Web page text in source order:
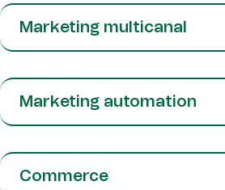
Marketing multicanal
Marketing automation
Commerce